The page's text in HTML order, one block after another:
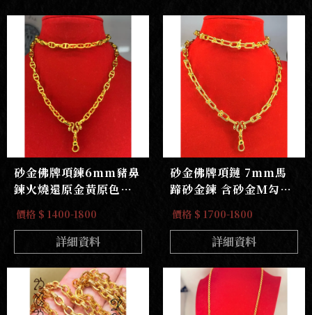
砂金佛牌項鍊6mm豬鼻
鍊火燒還原金黃原色無
電鍍無重金屬鋅鎳不過
敏
價格 $ 1400-1800
詳細資料
砂金佛牌項鏈 7mm馬
蹄砂金鍊 含砂金M勾大
快拆
價格 $ 1700-1800
詳細資料